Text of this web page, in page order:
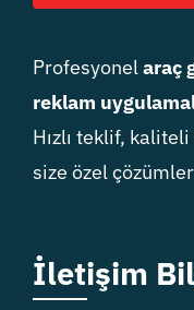
Profesyonelaraç
reklam
Hızlı teklif,
size özel
İletişim